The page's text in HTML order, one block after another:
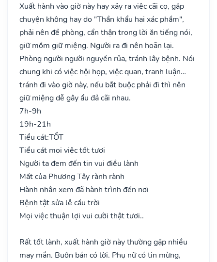
Xuất hành vào giờ này hay xảy ra việc cãi cọ, gặp
chuyện không hay do "Thần khẩu hại xác phầm",
phải nên đề phòng, cẩn thận trong lời ăn tiếng nói,
giữ mồm giữ miệng. Người ra đi nên hoãn lại.
Phòng người người nguyền rủa, tránh lây bệnh. Nói
chung khi có việc hội họp, việc quan, tranh luận…
tránh đi vào giờ này, nếu bắt buộc phải đi thì nên
giữ miệng dễ gây ẩu đả cãi nhau.
7h-9h
19h-21h
Tiểu cát:TỐT
Tiểu cát mọi việc tốt tươi
Người ta đem đến tin vui điều lành
Mất của Phương Tây rành rành
Hành nhân xem đã hành trình đến nơi
Bệnh tật sửa lễ cầu trời
Mọi việc thuận lợi vui cười thật tươi..
Rất tốt lành, xuất hành giờ này thường gặp nhiều
may mắn. Buôn bán có lời. Phụ nữ có tin mừng,